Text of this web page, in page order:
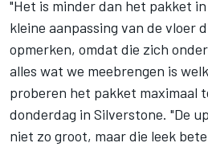
"Het is minder dan het pakket
kleine aanpassing van de vloer
opmerken, omdat die zich
alles wat we meebrengen is
proberen het pakket maximaal
donderdag in Silverstone. "De
niet zo groot, maar die leek